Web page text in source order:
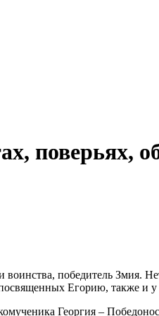
поверьях,
победитель Змия.
Егорию, также и у
Георгия –